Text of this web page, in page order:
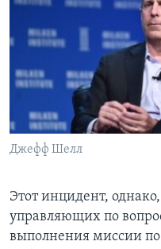
Джефф Шелл
Этот инцидент,
управляющих по
выполнения миссии